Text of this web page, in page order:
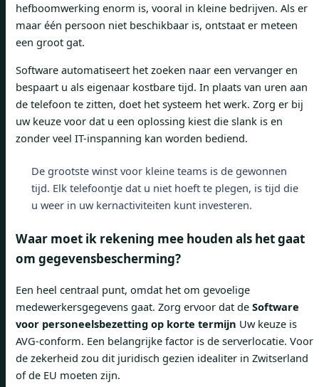
hefboomwerking enorm is, vooral in kleine bedrijven. Als er
maar één persoon niet beschikbaar is, ontstaat er meteen
een groot gat.
Software automatiseert het zoeken naar een vervanger en
bespaart u als eigenaar kostbare tijd. In plaats van uren aan
de telefoon te zitten, doet het systeem het werk. Zorg er bij
uw keuze voor dat u een oplossing kiest die slank is en
zonder veel IT-inspanning kan worden bediend.
De grootste winst voor kleine teams is de gewonnen
tijd. Elk telefoontje dat u niet hoeft te plegen, is tijd die
u weer in uw kernactiviteiten kunt investeren.
Waar moet ik rekening mee houden als het gaat
om gegevensbescherming?
Een heel centraal punt, omdat het om gevoelige
medewerkersgegevens gaat. Zorg ervoor dat de Software
voor personeelsbezetting op korte termijn Uw keuze is
AVG-conform. Een belangrijke factor is de serverlocatie. Voor
de zekerheid zou dit juridisch gezien idealiter in Zwitserland
of de EU moeten zijn.